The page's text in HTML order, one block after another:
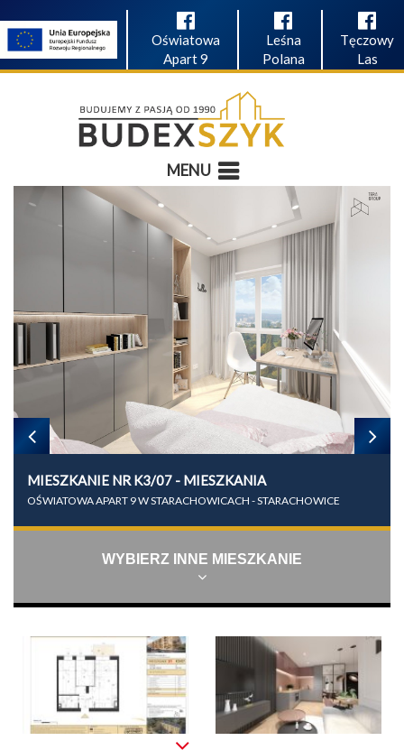
Oświatowa
Apart 9
Leśna
Polana
Tęczowy
Las
MENU
MIESZKANIE NR K3/07 - MIESZKANIA
OŚWIATOWA APART 9 W STARACHOWICACH - STARACHOWICE
WYBIERZ INNE MIESZKANIE